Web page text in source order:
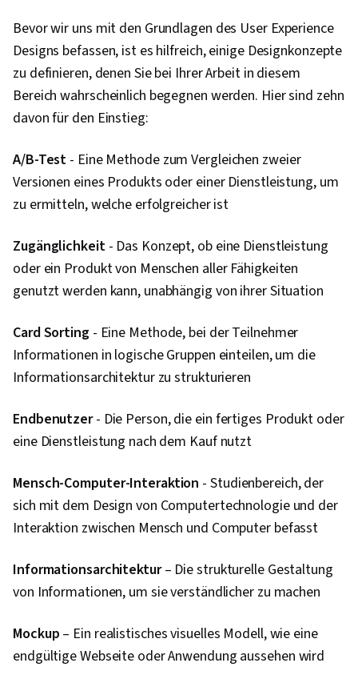
Menschenzentriertes Design,
Plattformübergreifende Entwicklung, Design-
Strategien, Generative KI, Attrappen, Grafische
und visuelle Gestaltung, Typografie,
Benutzeroberfläche (UI) Design, Technische
Interaktives Design, Bewegte Grafiken, Sprint-
Retrospektiven, Sprint-Planung, Gestaltung,
Berufliche Entwicklung, Prompt Engineering
Kenntnisse, Google Gemini, Software-
Entwurfsdokumente, Layout Gestaltung,
Persona-Entwicklung, Menschliche Faktoren,
Forschungsmethodologien, Informationen zum
Datenschutz, Forschungsdesign, Daten-Ethik
Bevor wir uns mit den Grundlagen des User Experience
Designs befassen, ist es hilfreich, einige Designkonzepte
zu definieren, denen Sie bei Ihrer Arbeit in diesem
Bereich wahrscheinlich begegnen werden. Hier sind zehn
davon für den Einstieg:
A/B-Test - Eine Methode zum Vergleichen zweier
Versionen eines Produkts oder einer Dienstleistung, um
zu ermitteln, welche erfolgreicher ist
Zugänglichkeit - Das Konzept, ob eine Dienstleistung
oder ein Produkt von Menschen aller Fähigkeiten
genutzt werden kann, unabhängig von ihrer Situation
Card Sorting - Eine Methode, bei der Teilnehmer
Informationen in logische Gruppen einteilen, um die
Informationsarchitektur zu strukturieren
Endbenutzer- Die Person, die ein fertiges Produkt oder
eine Dienstleistung nach dem Kauf nutzt
Mensch-Computer-Interaktion - Studienbereich, der
sich mit dem Design von Computertechnologie und der
Interaktion zwischen Mensch und Computer befasst
Informationsarchitektur– Die strukturelle Gestaltung
von Informationen, um sie verständlicher zu machen
Mockup – Ein realistisches visuelles Modell, wie eine
endgültige Webseite oder Anwendung aussehen wird